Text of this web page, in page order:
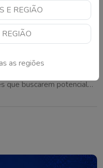
E REGIÃO
as regiões
que afeta quem
que buscarem potencial